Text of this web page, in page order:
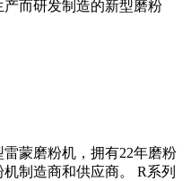
而研发制造的新型磨粉
蒙磨粉机，拥有22年磨粉
制造商和供应商。 R系列